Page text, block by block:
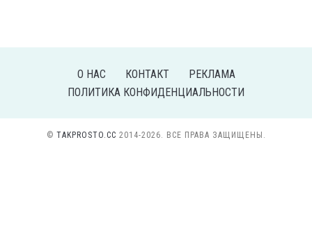
О НАС КОНТАКТ
РЕКЛАМА
ПОЛИТИКА КОНФИДЕНЦИАЛЬНОСТИ
© TAKPROSTO.CC 2014-2026. ВСЕ ПРАВА ЗАЩИЩЕНЫ.